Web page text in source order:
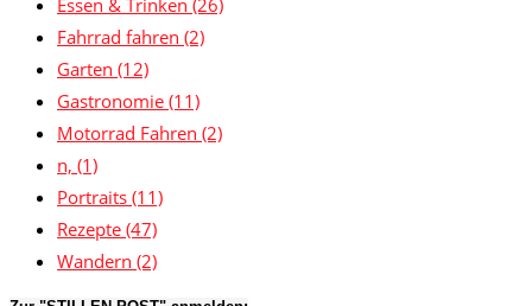
Fahrrad fahren (2)
Garten (12)
Gastronomie (11)
Motorrad Fahren (2)
n, (1)
Portraits (11)
Rezepte (47)
Wandern (2)